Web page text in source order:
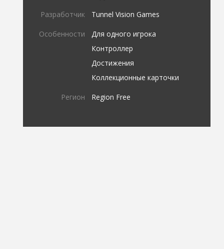
Разработчик Tunnel Vision Games
Особенности
Для одного игрока
Контроллер
Достижения
Коллекционные карточки
Регион Region Free